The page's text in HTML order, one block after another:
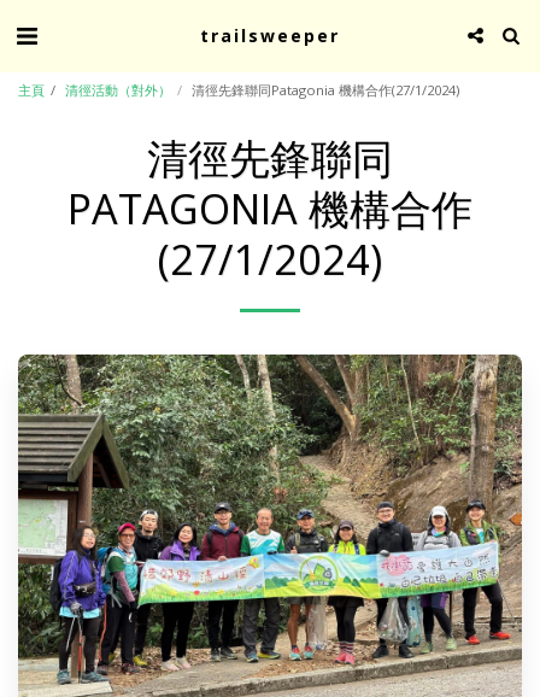
trailsweeper
主頁 清徑活動（對外） 清徑先鋒聯同Patagonia 機構合作(27/1/2024)
清徑先鋒聯同
PATAGONIA 機構合作
(27/1/2024)